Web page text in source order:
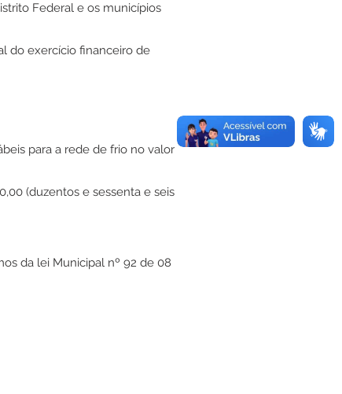
Federal e os municípios
do exercício financeiro de
para a rede de frio no valor
(duzentos e sessenta e seis
da lei Municipal nº 92 de 08